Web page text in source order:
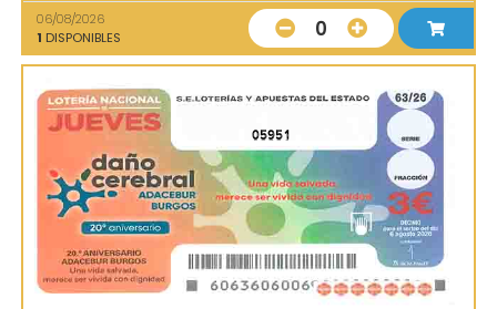
06/08/2026
1 DISPONIBLES 0
05951